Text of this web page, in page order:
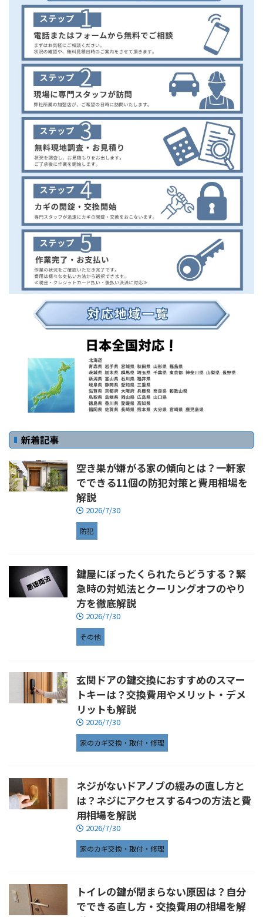
新着記事
空き巣が嫌がる家の傾向とは？一軒家
でできる11個の防犯対策と費用相場を
解説
2026/7/30
防犯
鍵屋にぼったくられたらどうする？緊
急時の対処法とクーリングオフのやり
方を徹底解説
2026/7/30
その他
玄関ドアの鍵交換におすすめのスマー
トキーは？交換費用やメリット・デメ
リットも解説
2026/7/30
家のカギ交換・取付・修理
ネジがないドアノブの緩みの直し方と
は？ネジにアクセスする4つの方法と費
用相場を解説
2026/7/30
家のカギ交換・取付・修理
トイレの鍵が閉まらない原因は？自分
でできる直し方・交換費用の相場を解